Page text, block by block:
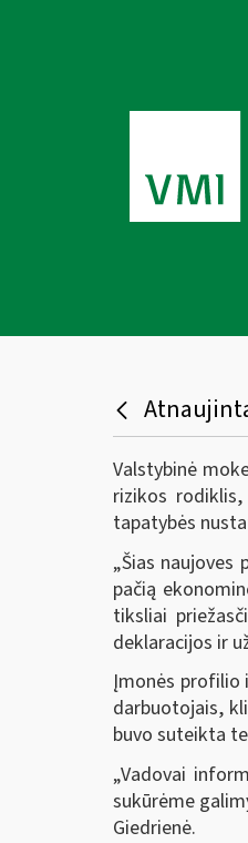
Valstybinė
rizikos
tapatybės
„Šias
pačią
tiksliai
deklaracijos ir
Įmonės profilio
darbuotojais,
buvo suteikta
„Vadovai
sukūrėme
Giedrienė.